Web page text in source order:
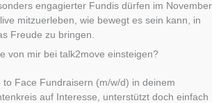
engagierter Fundis dürfen im November
mitzuerleben, wie bewegt es sein kann, in
Freude zu bringen.
von mir bei talk2move einsteigen?
Face Fundraisern (m/w/d) in deinem
auf Interesse, unterstützt doch einfach